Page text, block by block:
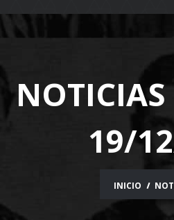
19/
INICIO